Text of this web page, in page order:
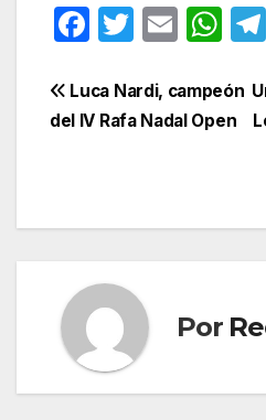
F
c
e
o
T
itt
er
E
ail
W
at
s
p
Navegación
Luca Nardi, campeón
del IV Rafa Nadal Open
Por